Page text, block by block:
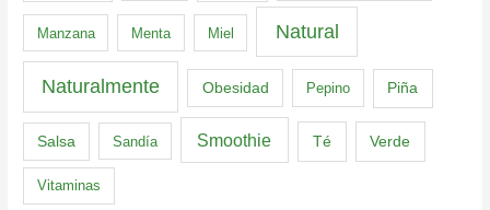
Manzana Menta Miel Natural
Naturalmente Obesidad Pepino Piña
Salsa Sandía Smoothie Té Verde
Vitaminas